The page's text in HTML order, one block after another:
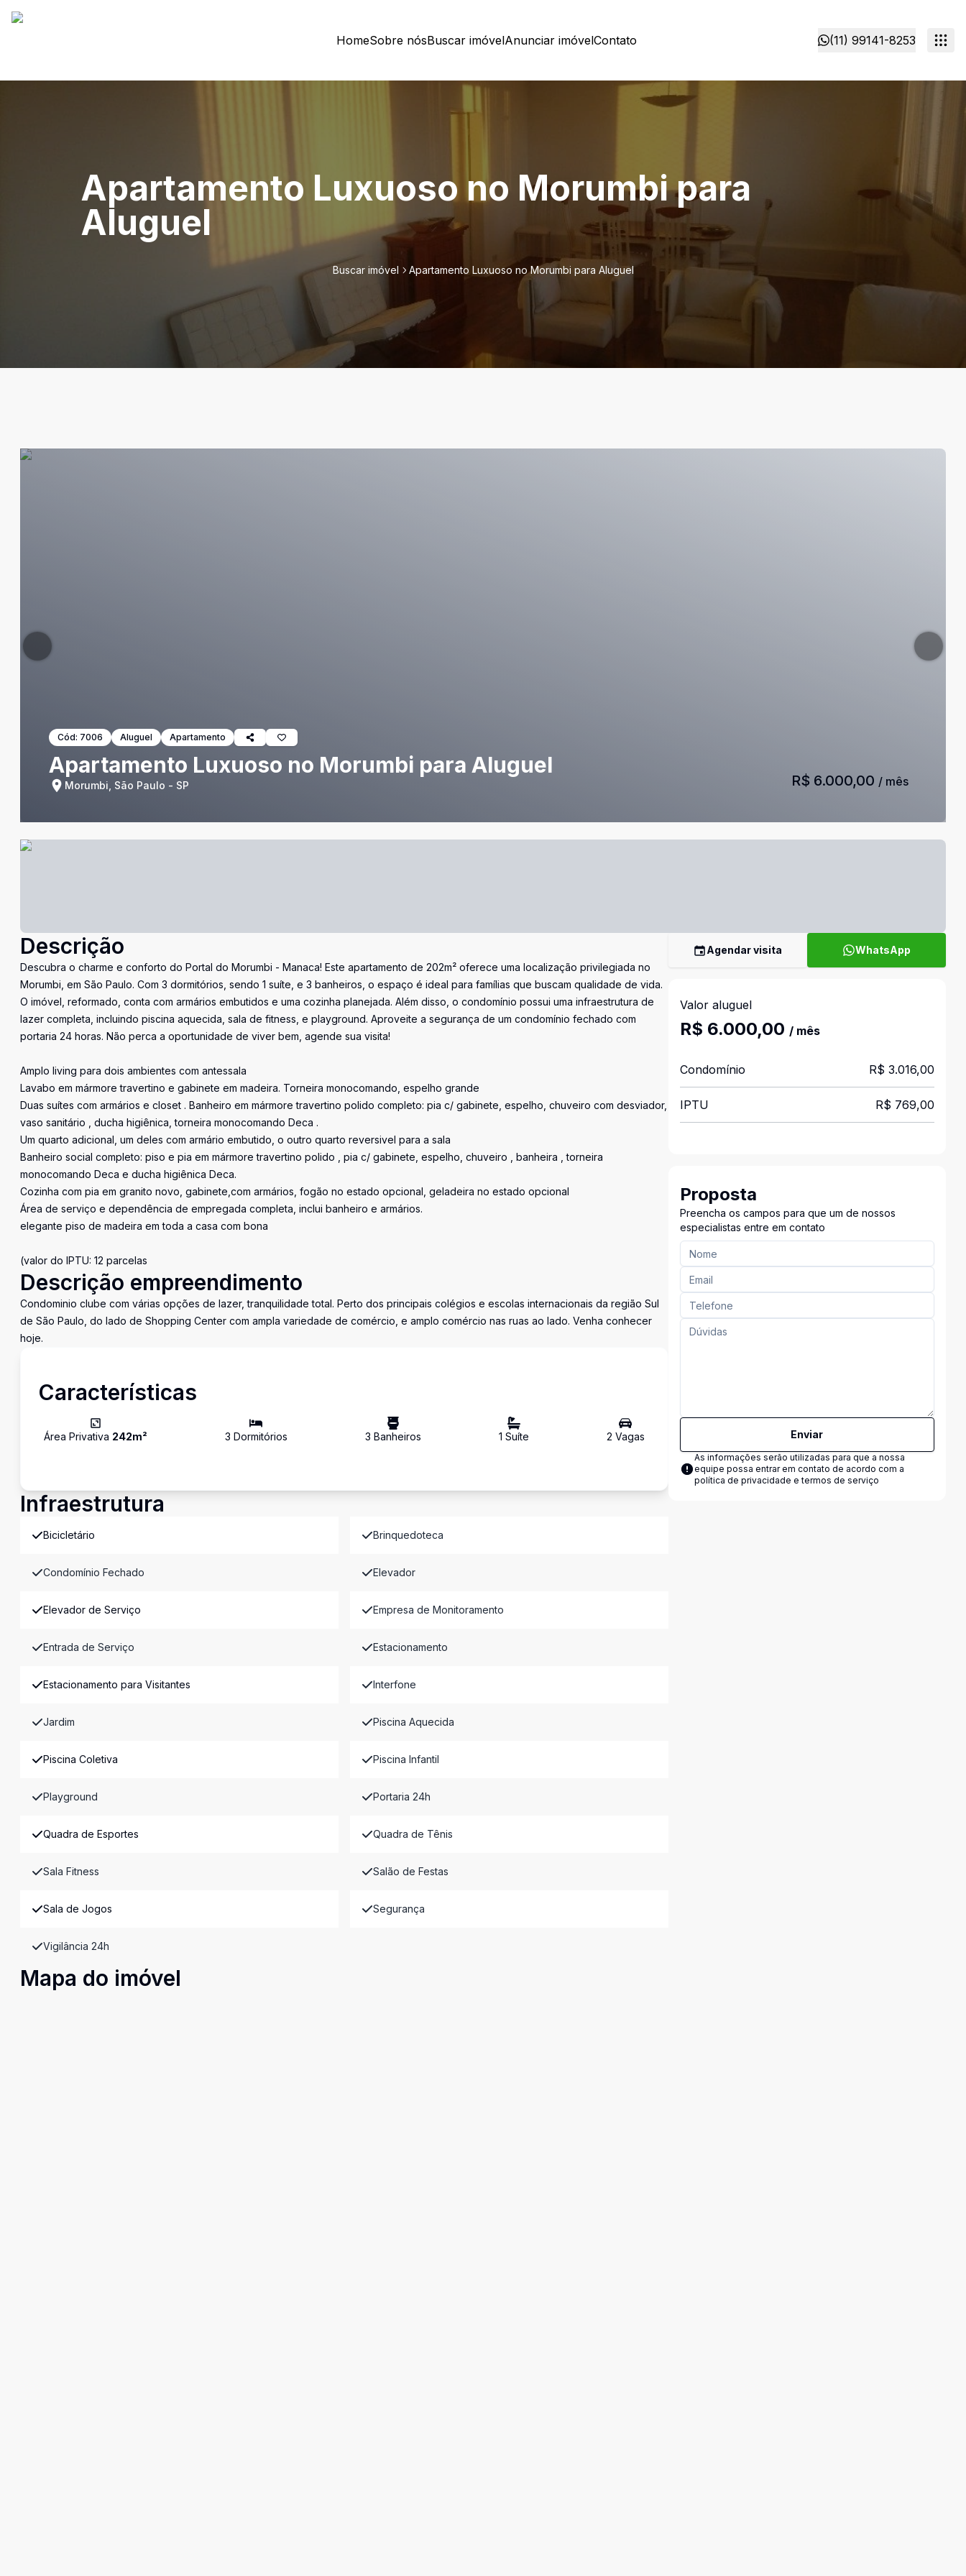
HomeSobre nósBuscar imóvelAnunciar imóvelContato (11) 99141-8253
Apartamento Luxuoso no Morumbi para
Aluguel
Buscar imóvel Apartamento Luxuoso no Morumbi para Aluguel
Cód: 7006 Aluguel Apartamento
Apartamento Luxuoso no Morumbi para Aluguel
Morumbi, São Paulo - SP R$ 6.000,00 / mês
Descrição
Descubra o charme e conforto do Portal do Morumbi - Manaca! Este apartamento de 202m² oferece uma localização privilegiada no
Morumbi, em São Paulo. Com 3 dormitórios, sendo 1 suíte, e 3 banheiros, o espaço é ideal para famílias que buscam qualidade de vida.
O imóvel, reformado, conta com armários embutidos e uma cozinha planejada. Além disso, o condomínio possui uma infraestrutura de
lazer completa, incluindo piscina aquecida, sala de fitness, e playground. Aproveite a segurança de um condomínio fechado com
portaria 24 horas. Não perca a oportunidade de viver bem, agende sua visita!
Amplo living para dois ambientes com antessala
Lavabo em mármore travertino e gabinete em madeira. Torneira monocomando, espelho grande
Duas suítes com armários e closet . Banheiro em mármore travertino polido completo: pia c/ gabinete, espelho, chuveiro com desviador,
vaso sanitário , ducha higiênica, torneira monocomando Deca .
Um quarto adicional, um deles com armário embutido, o outro quarto reversivel para a sala
Banheiro social completo: piso e pia em mármore travertino polido , pia c/ gabinete, espelho, chuveiro , banheira , torneira
monocomando Deca e ducha higiênica Deca.
Cozinha com pia em granito novo, gabinete,com armários, fogão no estado opcional, geladeira no estado opcional
Área de serviço e dependência de empregada completa, inclui banheiro e armários.
elegante piso de madeira em toda a casa com bona
(valor do IPTU: 12 parcelas
Descrição empreendimento
Condominio clube com várias opções de lazer, tranquilidade total. Perto dos principais colégios e escolas internacionais da região Sul
de São Paulo, do lado de Shopping Center com ampla variedade de comércio, e amplo comércio nas ruas ao lado. Venha conhecer
hoje.
Características
Área Privativa 242m² 3 Dormitórios 3 Banheiros 1 Suíte 2 Vagas
Infraestrutura
Bicicletário Brinquedoteca
Condomínio Fechado Elevador
Elevador de Serviço Empresa de Monitoramento
Entrada de Serviço Estacionamento
Estacionamento para Visitantes Interfone
Jardim Piscina Aquecida
Piscina Coletiva Piscina Infantil
Playground Portaria 24h
Quadra de Esportes Quadra de Tênis
Sala Fitness Salão de Festas
Sala de Jogos Segurança
Vigilância 24h
Mapa do imóvel
Agendar visita WhatsApp
Valor aluguel
R$ 6.000,00 / mês
Condomínio R$ 3.016,00
IPTU R$ 769,00
Proposta
Preencha os campos para que um de nossos
especialistas entre em contato
Enviar
As informações serão utilizadas para que a nossa
equipe possa entrar em contato de acordo com a
política de privacidade e termos de serviço